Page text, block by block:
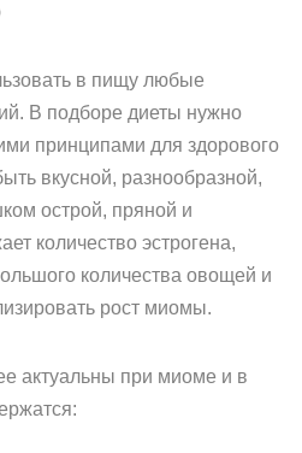
в пищу любые
В подборе диеты нужно
принципами для здорового
вкусной, разнообразной,
острой, пряной и
количество эстрогена,
количества овощей и
рост миомы.
актуальны при миоме и в